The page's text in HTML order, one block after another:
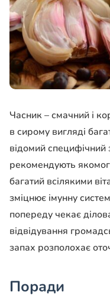
Часник – смачний і
в сирому вигляді
відомий специфічний
рекомендують
багатий всілякими
зміцнює імунну
попереду чекає
відвідування
запах розполохає
Поради